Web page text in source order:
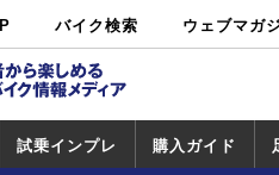
バイク検索
中古バイ
ク・新車検
カタログ検
索
ショップ検
索
ウェブマガ
試乗インプレ 購入ガイド